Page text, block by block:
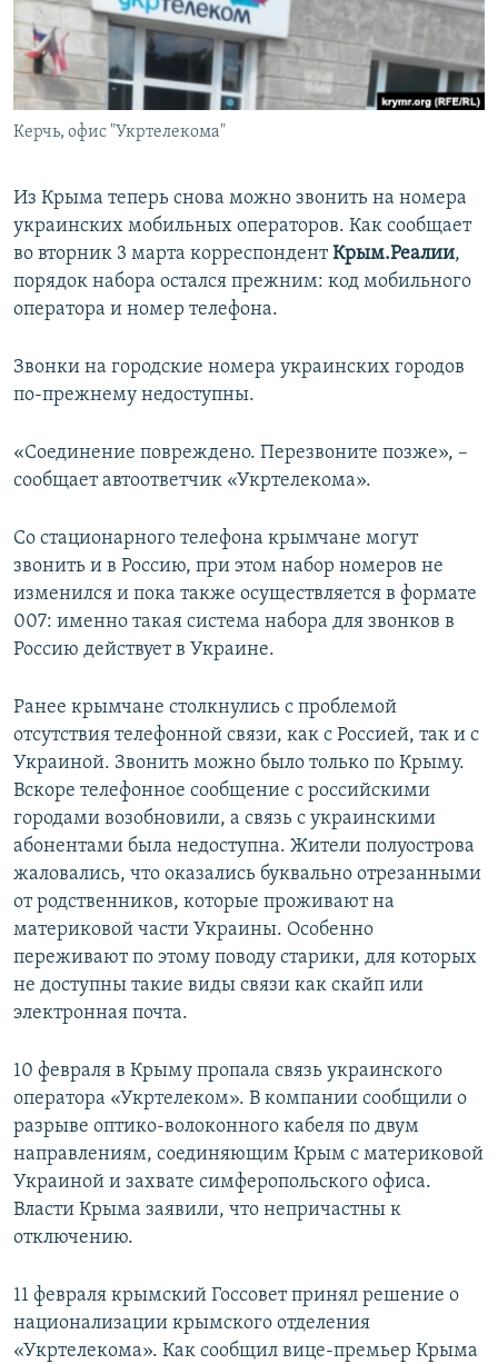
ПОБЕДИТЕЛЕЙ НЕ СУДЯТ?
КРЫМ.НЕПОКОРЕННЫЙ
ELIFBE
УКРАИНСКАЯ ПРОБЛЕМА КРЫМА
ПРИСОЕДИНЯЙТЕСЬ!
Керчь, офис "Укртелекома"
Из Крыма теперь снова можно звонить на номера
украинских мобильных операторов. Как сообщает
во вторник 3 марта корреспондентКрым.Реалии,
порядок набора остался прежним: код мобильного
оператора и номер телефона.
Звонки на городские номера украинских городов
по-прежнему недоступны.
«Соединение повреждено. Перезвоните позже», –
сообщает автоответчик «Укртелекома».
Со стационарного телефона крымчане могут
звонить и в Россию, при этом набор номеров не
изменился и пока также осуществляется в формате
007: именно такая система набора для звонков в
Россию действует в Украине.
Ранее крымчане столкнулись с проблемой
отсутствия телефонной связи, как с Россией, так и с
Украиной. Звонить можно было только по Крыму.
Вскоре телефонное сообщение с российскими
городами возобновили, а связь с украинскими
абонентами была недоступна. Жители полуострова
жаловались, что оказались буквально отрезанными
от родственников, которые проживают на
материковой части Украины. Особенно
переживают по этому поводу старики, для которых
не доступны такие виды связи как скайп или
электронная почта.
10 февраля в Крыму пропала связь украинского
оператора «Укртелеком». В компании сообщили о
разрыве оптико-волоконного кабеля по двум
направлениям, соединяющим Крым с материковой
Украиной и захвате симферопольского офиса.
Власти Крыма заявили, что непричастны к
отключению.
11 февраля крымский Госсовет принял решение о
национализации крымского отделения
«Укртелекома». Как сообщил вице-премьер Крыма